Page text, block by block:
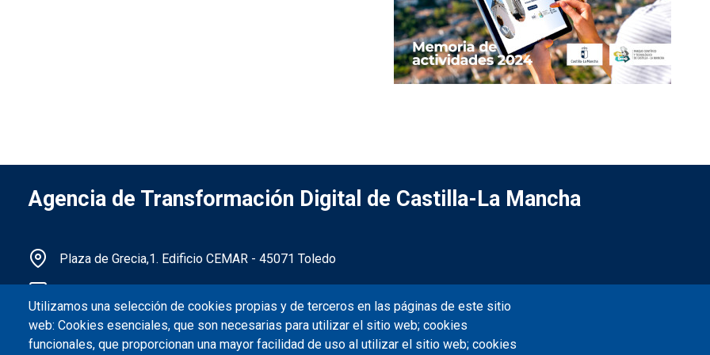
Agencia de Transformación Digital de Castilla-La Mancha
Información de la institución
Plaza de Grecia,1. Edificio CEMAR - 45071 Toledo
ciudadaniadigital@jccm.es
925 951 345
Utilizamos una selección de cookies propias y de terceros en las páginas de este sitio
web: Cookies esenciales, que son necesarias para utilizar el sitio web; cookies
funcionales, que proporcionan una mayor facilidad de uso al utilizar el sitio web; cookies